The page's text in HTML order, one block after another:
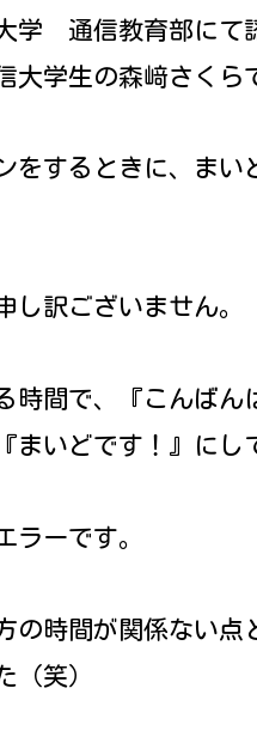
学 通信教育部にて
大学生の森﨑さくら
をするときに、まい
し訳ございません。
時間で、『こんば
まいどです！』にし
ラーです。
の時間が関係ない
（笑）